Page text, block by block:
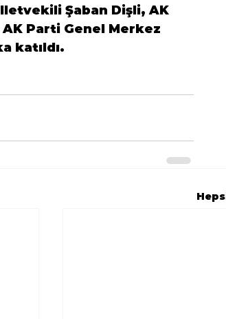
Şaban Dişli, AK
Parti Genel Merkez
katıldı.